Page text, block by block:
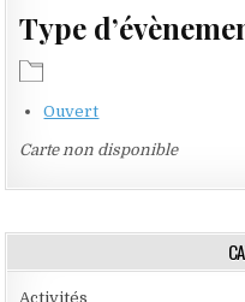
Type
Ouvert
Carte non disponible
Activités